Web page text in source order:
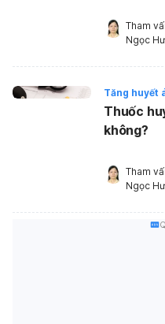
Tham
Ngọc
Tăng huyết
Thuốc
không?
Tham
Ngọc